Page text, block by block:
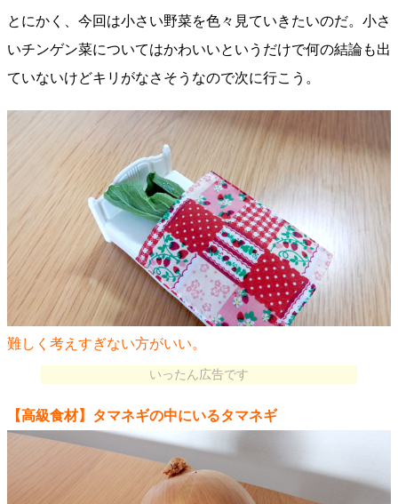
とにかく、今回は小さい野菜を色々見ていきたいのだ。小さ
いチンゲン菜についてはかわいいというだけで何の結論も出
ていないけどキリがなさそうなので次に行こう。
難しく考えすぎない方がいい。
いったん広告です
【高級食材】タマネギの中にいるタマネギ